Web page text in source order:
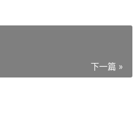
下一篇 »